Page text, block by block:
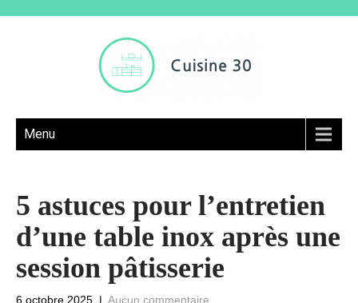
Menu
5 astuces pour l’entretien
d’une table inox après une
session pâtisserie
6 octobre 2025 | Aucun commentaire